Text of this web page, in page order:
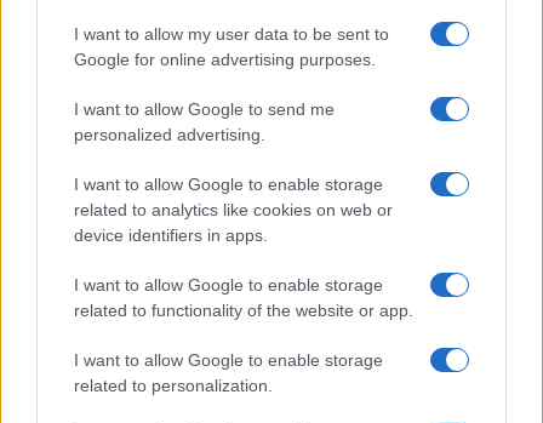
I want to allow my user data to be sent to
Google for online advertising purposes.
I want to allow Google to send me
personalized advertising.
I want to allow Google to enable storage
related to analytics like cookies on web or
device identifiers in apps.
I want to allow Google to enable storage
related to functionality of the website or app.
I want to allow Google to enable storage
related to personalization.
10,1% en junio, por encima de la media de
España registra una tasa de desempleo del 10,1%…
ECONOMÍA